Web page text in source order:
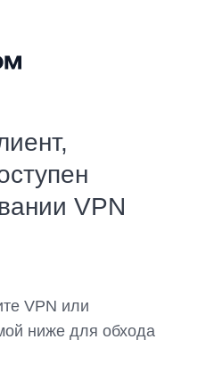
VPN
VPN или
ниже для обхода